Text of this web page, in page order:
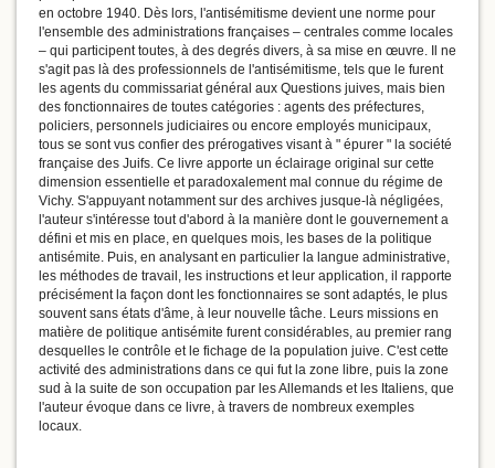
en octobre 1940. Dès lors, l'antisémitisme devient une norme pour
l'ensemble des administrations françaises – centrales comme locales
– qui participent toutes, à des degrés divers, à sa mise en œuvre. Il ne
s'agit pas là des professionnels de l'antisémitisme, tels que le furent
les agents du commissariat général aux Questions juives, mais bien
des fonctionnaires de toutes catégories : agents des préfectures,
policiers, personnels judiciaires ou encore employés municipaux,
tous se sont vus confier des prérogatives visant à " épurer " la société
française des Juifs. Ce livre apporte un éclairage original sur cette
dimension essentielle et paradoxalement mal connue du régime de
Vichy. S'appuyant notamment sur des archives jusque-là négligées,
l'auteur s'intéresse tout d'abord à la manière dont le gouvernement a
défini et mis en place, en quelques mois, les bases de la politique
antisémite. Puis, en analysant en particulier la langue administrative,
les méthodes de travail, les instructions et leur application, il rapporte
précisément la façon dont les fonctionnaires se sont adaptés, le plus
souvent sans états d'âme, à leur nouvelle tâche. Leurs missions en
matière de politique antisémite furent considérables, au premier rang
desquelles le contrôle et le fichage de la population juive. C'est cette
activité des administrations dans ce qui fut la zone libre, puis la zone
sud à la suite de son occupation par les Allemands et les Italiens, que
l'auteur évoque dans ce livre, à travers de nombreux exemples
locaux.